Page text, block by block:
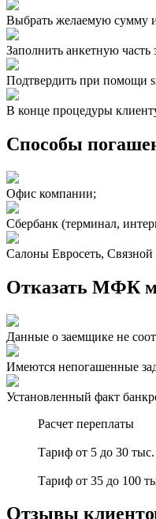
Выбрать желаемую сумму
Заполнить анкетную
Подтвердить при помощи
В конце процедуры
Способы
Офис компании;
Сбербанк (терминал,
Салоны Евросеть, Связной
Отказать МФК
Данные о заемщике не
Имеются непогашенные
Установленный факт
Расчет переплаты
Тариф от 5 до 30 тыс.
Тариф от 35 до 100
Отзывы